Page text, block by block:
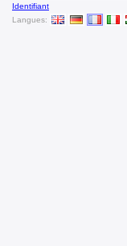
Identifiant
Langues: